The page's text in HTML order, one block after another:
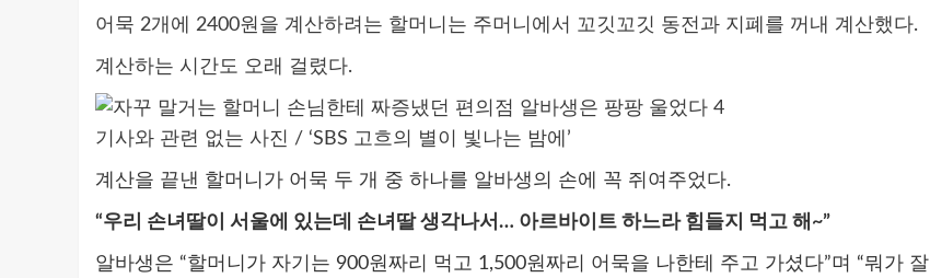
어묵 2개에 2400원을 계산하려는 할머니는 주머니에서 꼬깃꼬깃 동전과 지폐를 꺼내 계산했다.
계산하는 시간도 오래 걸렸다.
기사와 관련 없는 사진 / ‘SBS 고흐의 별이 빛나는 밤에’
계산을 끝낸 할머니가 어묵 두 개 중 하나를 알바생의 손에 꼭 쥐여주었다.
“우리 손녀딸이 서울에 있는데 손녀딸 생각나서… 아르바이트 하느라 힘들지 먹고 해~”
알바생은 “할머니가 자기는 900원짜리 먹고 1,500원짜리 어묵을 나한테 주고 가셨다”며 “뭐가 잘